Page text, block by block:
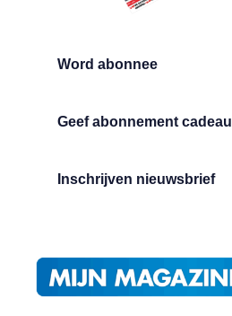
Word abonnee
Geef abonnement cadeau
Inschrijven nieuwsbrief